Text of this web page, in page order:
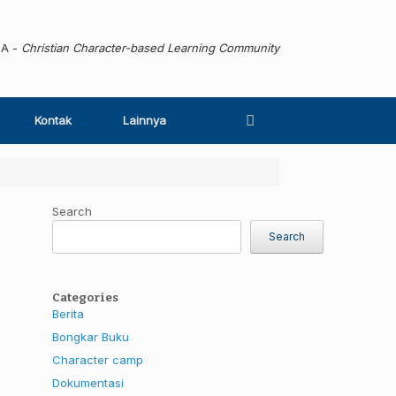
- Christian Character-based Learning Community
Kontak Lainnya
Search
Search
Categories
Berita
Bongkar Buku
Character camp
Dokumentasi